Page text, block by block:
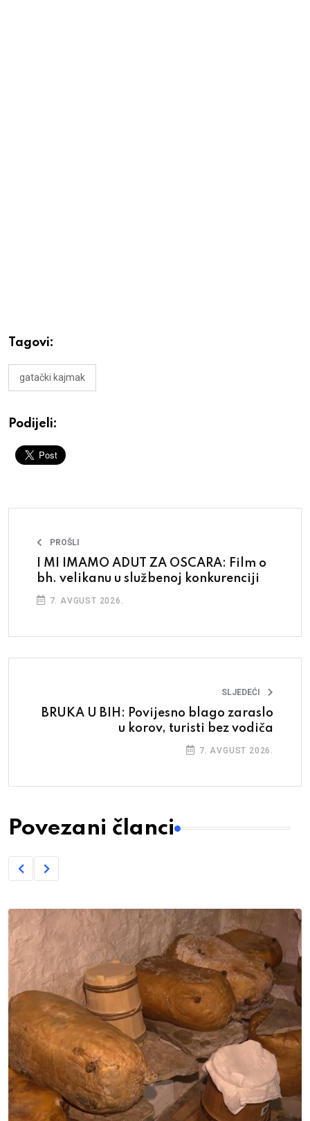
Tagovi:
gatački kajmak
Podijeli:
PROŠLI
I MI IMAMO ADUT ZA OSCARA: Film o
bh. velikanu u službenoj konkurenciji
7. AVGUST 2026.
SLJEDEĆI
BRUKA U BIH: Povijesno blago zaraslo
u korov, turisti bez vodiča
7. AVGUST 2026.
Povezani članci